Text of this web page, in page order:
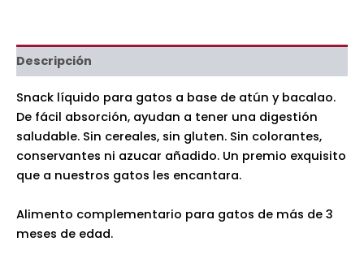
Descripción
Snack líquido para gatos a base de atún y bacalao.
De fácil absorción, ayudan a tener una digestión
saludable. Sin cereales, sin gluten. Sin colorantes,
conservantes ni azucar añadido. Un premio exquisito
que a nuestros gatos les encantara.
Alimento complementario para gatos de más de 3
meses de edad.